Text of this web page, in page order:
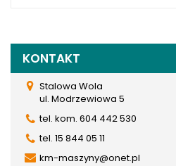
KONTAKT
Stalowa Wola
ul. Modrzewiowa 5
tel. kom. 604 442 530
tel. 15 844 05 11
km-maszyny@onet.pl